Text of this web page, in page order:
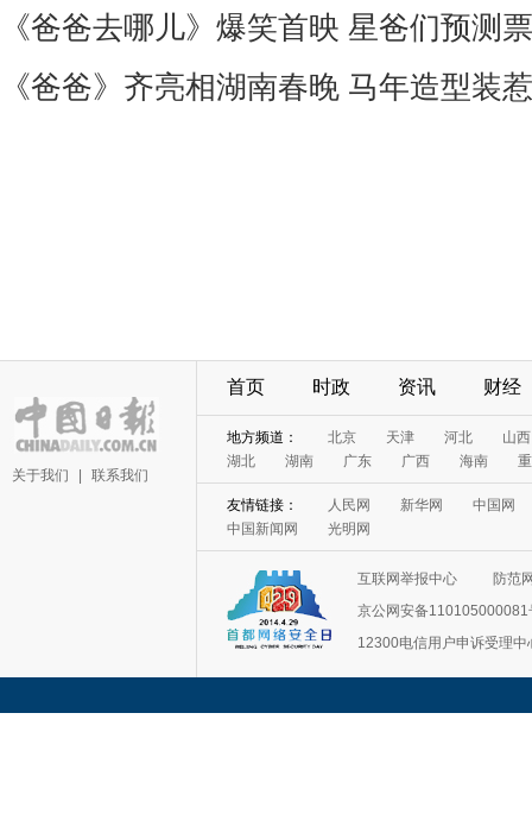
《爸爸去哪儿》爆笑首映 星爸们预测
《爸爸》齐亮相湖南春晚 马年造型装
关于我们 联系我们
首页 时政 资讯 财经
地方频道： 北京 天津 河北
山西
湖北
湖南 广东 广西 海南
友情链接： 人民网 新华网
中国网
中国新闻网
光明网
互联网举报中心
防范
京公网安备110105000081
12300电信用户申诉受理中